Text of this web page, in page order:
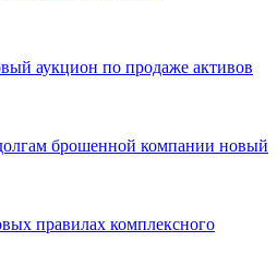
аукцион по продаже активов
брошенной компании новый
правилах комплексного